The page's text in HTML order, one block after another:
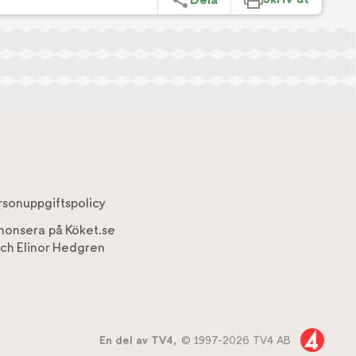
på Köket.se
Elinor Hedgren
En del av TV4, © 1997-2026 TV4 AB